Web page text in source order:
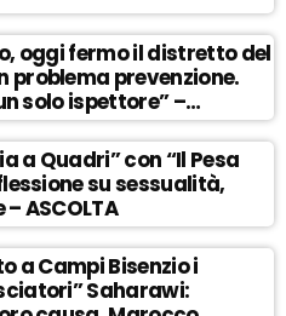
oggi fermo il distretto del
problema prevenzione.
solo ispettore” –
a Quadri” con “Il Pesa
su sessualità,
ASCOLTA
a Campi Bisenzio i
Saharawi: